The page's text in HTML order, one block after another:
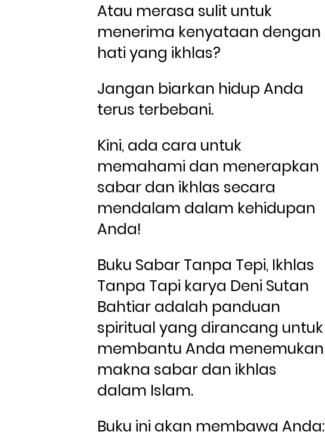
Atau merasa sulit untuk
menerima kenyataan dengan
hati yang ikhlas?
Jangan biarkan hidup Anda
terus terbebani.
Kini, ada cara untuk
memahami dan menerapkan
sabar dan ikhlas secara
mendalam dalam kehidupan
Anda!
Buku Sabar Tanpa Tepi, Ikhlas
Tanpa Tapi karya Deni Sutan
Bahtiar adalah panduan
spiritual yang dirancang untuk
membantu Anda menemukan
makna sabar dan ikhlas
dalam Islam.
Buku ini akan membawa Anda: